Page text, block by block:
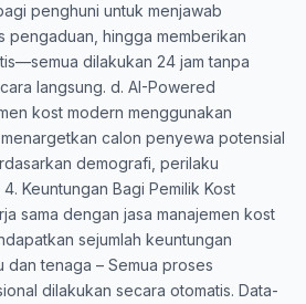
penghuni untuk menjawab
pengaduan, hingga memberikan
dilakukan 24 jam tanpa
langsung. d. AI-Powered
kost modern menggunakan
calon penyewa potensial
demografi, perilaku
Keuntungan Bagi Pemilik Kost
sama dengan jasa manajemen kost
sejumlah keuntungan
dan tenaga – Semua proses
dilakukan secara otomatis. Data-